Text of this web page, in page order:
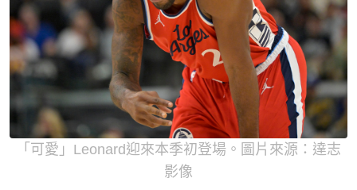
「可愛」Leonard迎來本季初登場。圖片來源：達志
影像